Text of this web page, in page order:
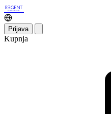
Prijava
Kupnja